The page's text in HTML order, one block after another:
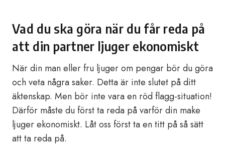
Vad du ska göra när du får reda på
att din partner ljuger ekonomiskt
När din man eller fru ljuger om pengar bör du göra
och veta några saker. Detta är inte slutet på ditt
äktenskap. Men bör inte vara en röd flagg-situation!
Därför måste du först ta reda på varför din make
ljuger ekonomiskt. Låt oss först ta en titt på så sätt
att ta reda på.